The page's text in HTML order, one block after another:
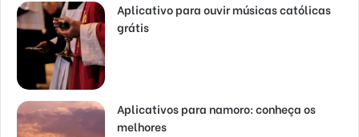
Aplicativo para ouvir músicas católicas
grátis
Aplicativos para namoro: conheça os
melhores